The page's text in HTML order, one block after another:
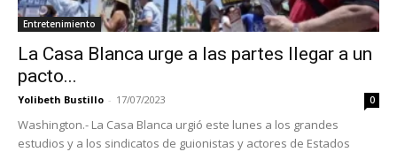
Entretenimiento
La Casa Blanca urge a las partes llegar a un
pacto...
Yolibeth Bustillo - 17/07/2023 0
Washington.- La Casa Blanca urgió este lunes a los grandes
estudios y a los sindicatos de guionistas y actores de Estados